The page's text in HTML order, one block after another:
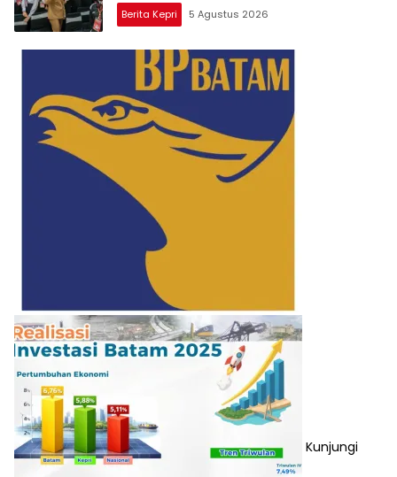
Berita Kepri 5 Agustus 2026
Kunjungi